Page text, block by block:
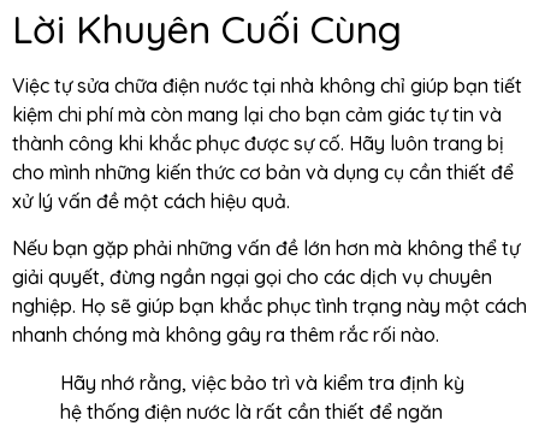
Lời Khuyên Cuối Cùng
Việc tự sửa chữa điện nước tại nhà không chỉ giúp bạn tiết
kiệm chi phí mà còn mang lại cho bạn cảm giác tự tin và
thành công khi khắc phục được sự cố. Hãy luôn trang bị
cho mình những kiến thức cơ bản và dụng cụ cần thiết để
xử lý vấn đề một cách hiệu quả.
Nếu bạn gặp phải những vấn đề lớn hơn mà không thể tự
giải quyết, đừng ngần ngại gọi cho các dịch vụ chuyên
nghiệp. Họ sẽ giúp bạn khắc phục tình trạng này một cách
nhanh chóng mà không gây ra thêm rắc rối nào.
Hãy nhớ rằng, việc bảo trì và kiểm tra định kỳ
hệ thống điện nước là rất cần thiết để ngăn